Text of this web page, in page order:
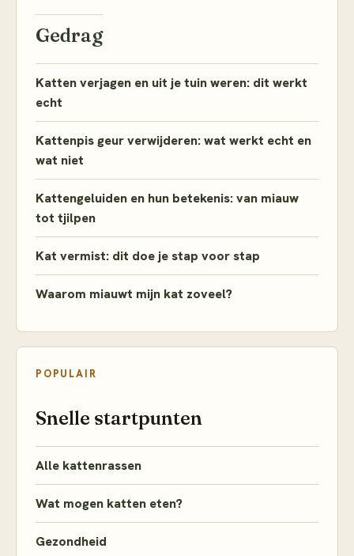
Gedrag
Katten verjagen en uit je tuin weren: dit werkt
echt
Kattenpis geur verwijderen: wat werkt echt en
wat niet
Kattengeluiden en hun betekenis: van miauw
tot tjilpen
Kat vermist: dit doe je stap voor stap
Waarom miauwt mijn kat zoveel?
POPULAIR
Snelle startpunten
Alle kattenrassen
Wat mogen katten eten?
Gezondheid